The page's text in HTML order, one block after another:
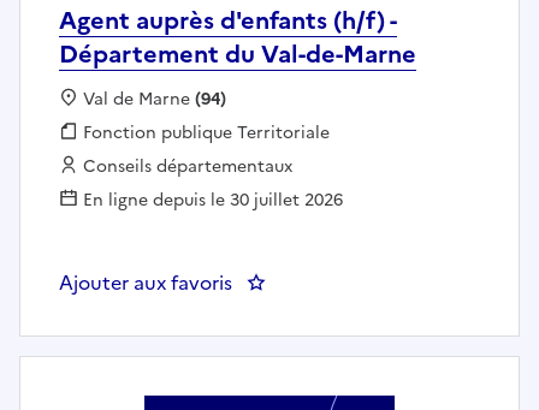
Agent auprès d'enfants (h/f) -
Département du Val-de-Marne
Localisation :
Val de Marne(94)
Fonction publique :
Fonction publique Territoriale
Employeur :
Conseils départementaux
En ligne depuis le 30 juillet 2026
Ajouter aux favoris : Agent auprès d'enfants (h/f) -